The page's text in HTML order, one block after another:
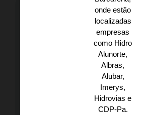
onde estão
localizadas
empresas
como Hidro
Alunorte,
Albras,
Alubar,
Imerys,
Hidrovias e
CDP-Pa.​